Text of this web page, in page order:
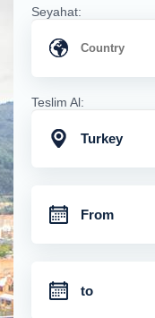
Seyahat:
Teslim Al:
Turkey